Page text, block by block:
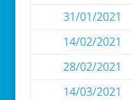
31/01/2021
14/02/2021
28/02/2021
14/03/2021